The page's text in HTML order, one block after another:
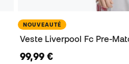
NOUVEAUTÉ
Veste Liverpool Fc Pre-
99,99 €